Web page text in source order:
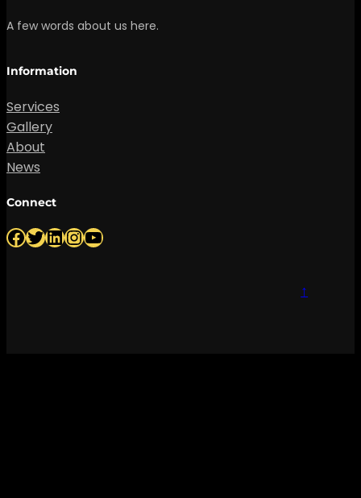
A few words about us here.
Information
Services
Gallery
About
News
Connect
Facebook Twitter LinkedIn InstagramYouTube
↑